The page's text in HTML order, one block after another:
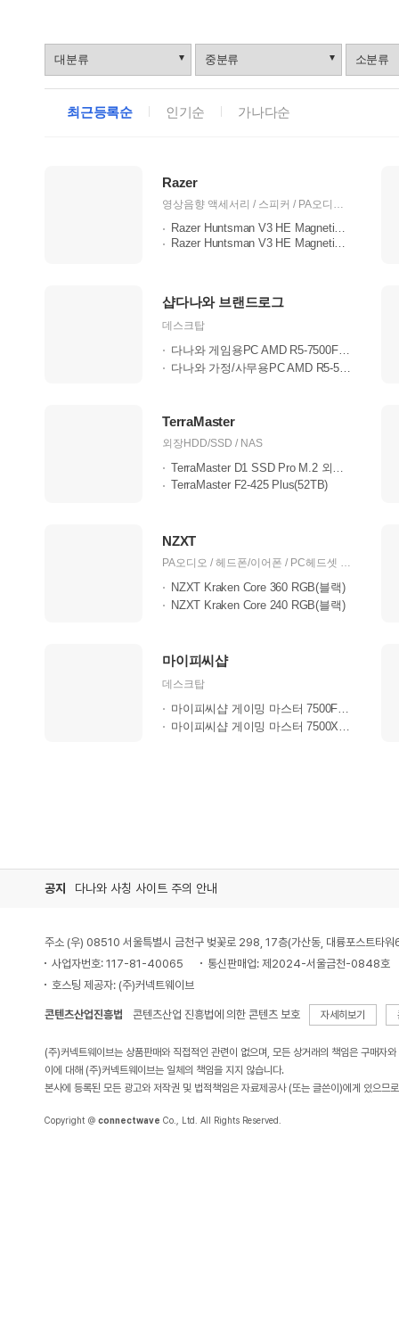
랜
최근등록순 인기순 가나다순
Razer
영상음향 액세서리 / 스피커 / PA오디오 / 헤드폰/이어폰 / PC헤드셋 / 노트북 / 노트북 주변기기 / 그래픽카드 / 케이스 / 키보드 / 마우스 / 컨트롤러 / 영상/TV/PC캠 / 게임주변기기 / 가방 / 의자
Razer Huntsman V3 HE Magnetic Mini 6..
Razer Huntsman V3 HE Magnetic TKL
샵다나와 브랜드로그
데스크탑
다나와 게임용PC AMD R5-7500F RTX3050..
다나와 가정/사무용PC AMD R5-5500GT ..
TerraMaster
외장HDD/SSD / NAS
TerraMaster D1 SSD Pro M.2 외장케이..
TerraMaster F2-425 Plus(52TB)
NZXT
PA오디오 / 헤드폰/이어폰 / PC헤드셋 / 메인보드 / 케이스 / 파워 / 키보드 / 마우스 / 쿨러/튜닝 / 케이블 / 영상/TV/PC캠
NZXT Kraken Core 360 RGB(블랙)
NZXT Kraken Core 240 RGB(블랙)
마이피씨샵
데스크탑
마이피씨샵 게이밍 마스터 7500F RTX50..
마이피씨샵 게이밍 마스터 7500X3D RTX..
공지 다나와 사칭 사이트 주의 안내
주소 (우) 08510 서울특별시 금천구 벚꽃로 298, 17층(가산동, 대륭포스트타워
사업자번호: 117-81-40065
통신판매업: 제2024-서울금천-0848호
호스팅 제공자: (주)커넥트웨이브
콘텐츠산업진흥법 콘텐츠산업 진흥법에 의한 콘텐츠 보호 자세히보기
(주)커넥트웨이브는 상품판매와 직접적인 관련이 없으며, 모든 상거래의 책임은 구매자
이에 대해 (주)커넥트웨이브는 일체의 책임을 지지 않습니다.
본사에 등록된 모든 광고와 저작권 및 법적책임은 자료제공사 (또는 글쓴이)에게 있으므
Copyright ＠ connectwave Co., Ltd. All Rights Reserved.